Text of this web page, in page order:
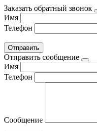
Заказать обратный звонок
Имя
Телефон
Отправить сообщение
Имя
Телефон
Сообщение